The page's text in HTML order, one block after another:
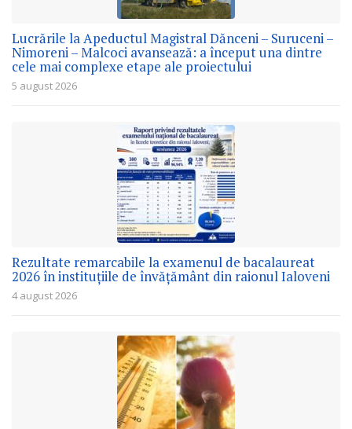
Lucrările la Apeductul Magistral Dănceni – Suruceni –
Nimoreni – Malcoci avansează: a început una dintre
cele mai complexe etape ale proiectului
5 august 2026
Rezultate remarcabile la examenul de bacalaureat
2026 în instituțiile de învățământ din raionul Ialoveni
4 august 2026